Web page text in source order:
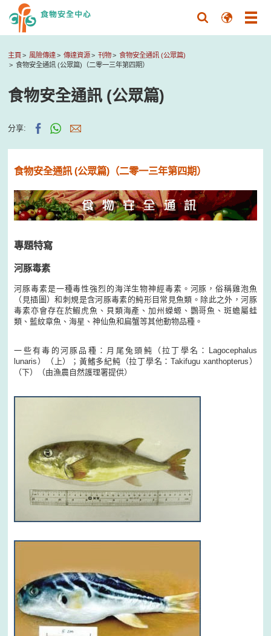
主頁 風險傳達 傳達資源 刊物
食物安全通訊 (公眾篇)
食物安全通訊 (公眾篇)（二零一三年第四期）
食物安全通訊 (公眾篇)
分享:
食物安全通訊 (公眾篇)（二零一三年第四期）
專題特寫
河豚毒素
河豚毒素是一種毒性強烈的海洋生物神經毒素。河豚，俗稱雞泡魚
（見插圖）和刺規是含河豚毒素的魨形目常見魚類。除此之外，河豚
毒素亦會存在於鰕虎魚、貝類海產、加州蠑螈、鸚哥魚、斑蟾屬蛙
類、藍紋章魚、海星、神仙魚和扁蟹等其他動物品種。
一些有毒的河豚品種：月尾兔頭魨（拉丁學名：Lagocephalus
lunaris）（上）；黃鰭多紀魨（拉丁學名：Takifugu xanthopterus）
（下）（由漁農自然護理署提供）